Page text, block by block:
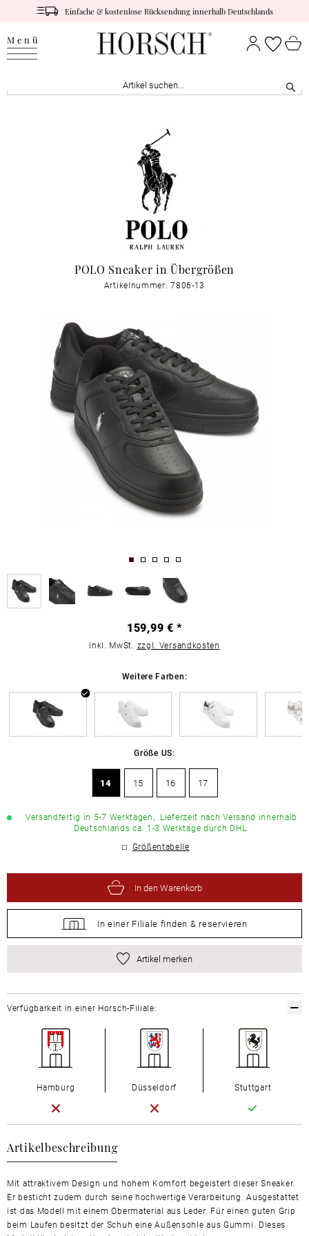
Einfache & kostenlose Rücksendung innerhalb Deutschlands
Menü
POLO Sneaker in Übergrößen
Artikelnummer: 7806-13
159,99 € *
inkl. MwSt. zzgl. Versandkosten
Weitere Farben:
Größe US:
14 15 16 17
Versandfertig in 5-7 Werktagen, Lieferzeit nach Versand innerhalb
Deutschlands ca. 1-3 Werktage durch DHL.
Größentabelle
In den Warenkorb
In einer Filiale finden & reservieren
Artikel merken
Artikelbeschreibung
Mit attraktivem Design und hohem Komfort begeistert dieser Sneaker.
Er besticht zudem durch seine hochwertige Verarbeitung. Ausgestattet
ist das Modell mit einem Obermaterial aus Leder. Für einen guten Grip
beim Laufen besitzt der Schuh eine Außensohle aus Gummi. Dieses
Verfügbarkeit in einer Horsch-Filiale:
Hamburg Düsseldorf Stuttgart